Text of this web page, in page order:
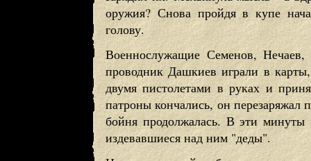
оружия? Снова пройдя в купе
голову.
Военнослужащие Семенов,
проводник Дашкиев играли в
двумя пистолетами в руках и
патроны кончались, он
бойня продолжалась. В эти
издевавшиеся над ним "деды".